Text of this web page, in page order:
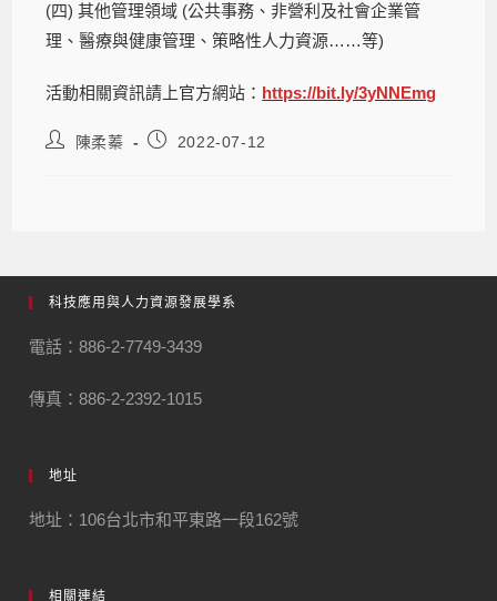
(四) 其他管理領域 (公共事務、非營利及社會企業管
理、醫療與健康管理、策略性人力資源……等)
活動相關資訊請上官方網站： https://bit.ly/3yNNEmg
陳柔蓁 2022-07-12
科技應用與人力資源發展學系
電話：886-2-7749-3439
傳真：886-2-2392-1015
地址
地址：106台北市和平東路一段162號
相關連結